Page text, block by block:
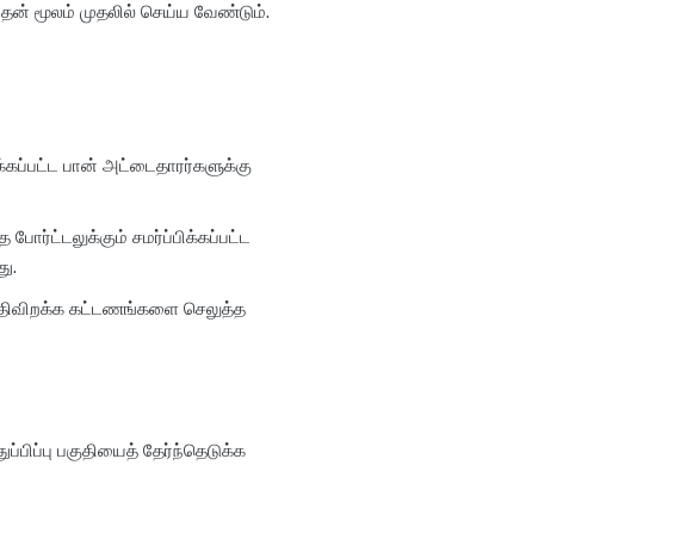
மூலம் முதலில் செய்ய வேண்டும்.
பான் அட்டைதாரர்களுக்கு
சமர்ப்பிக்கப்பட்ட
கட்டணங்களை செலுத்த
பகுதியைத் தேர்ந்தெடுக்க